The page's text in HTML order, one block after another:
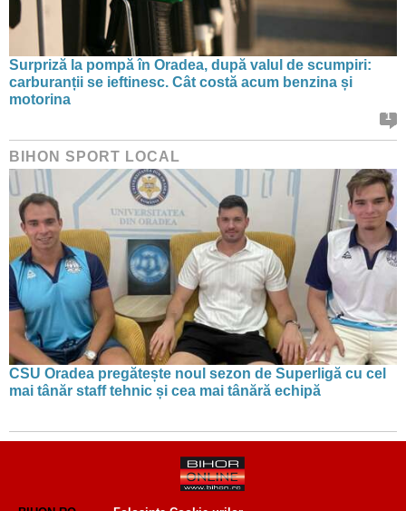
Surpriză la pompă în Oradea, după valul de scumpiri:
carburanții se ieftinesc. Cât costă acum benzina și
motorina
1
BIHON SPORT LOCAL
CSU Oradea pregătește noul sezon de Superligă cu cel
mai tânăr staff tehnic și cea mai tânără echipă